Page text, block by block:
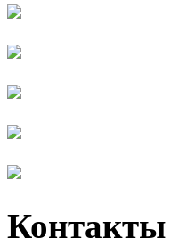
Контакты